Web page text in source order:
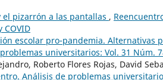
el pizarrón a las pantallas ,
COVID
escolar pro-pandemia. Alternativas
universitarios: Vol. 31 Núm.
Roberto Flores Rojas, David
Análisis de problemas